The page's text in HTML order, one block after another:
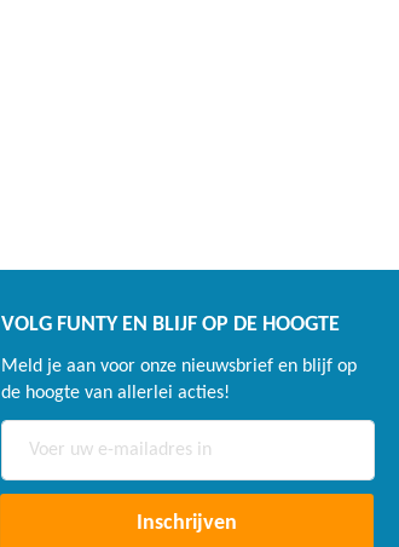
VOLG FUNTY EN BLIJF OP DE HOOGTE
Meld je aan voor onze nieuwsbrief en blijf op
de hoogte van allerlei acties!
op
Inschrijven